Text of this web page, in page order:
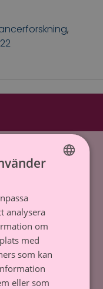
,
0237165-7)
analysera
om
med
som kan
eller som